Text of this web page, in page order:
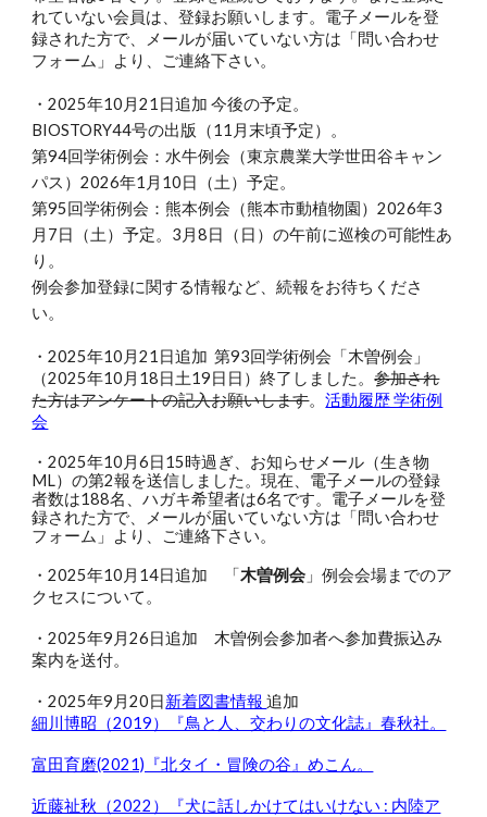
れていない会員は、登録お願いします。電子メールを登
録された方で、メールが届いていない方は「問い合わせ
フォーム」より、ご連絡下さい。
・2025年10月21日追加 今後の予定。
BIOSTORY44号の出版（11月末頃予定）。
第94回学術例会：水牛例会（東京農業大学世田谷キャン
パス）2026年1月10日（土）予定。
第95回学術例会：熊本例会（熊本市動植物園）2026年3
月7日（土）予定。3月8日（日）の午前に巡検の可能性あ
り。
例会参加登録に関する情報など、続報をお待ちくださ
い。
・2025年10月21日追加 第93回学術例会「木曽例会」
（2025年10月18日土19日日）終了しました。参加され
た方はアンケートの記入お願いします。活動履歴 学術例
会
・2025年10月6日15時過ぎ、お知らせメール（生き物
ML）の第2報を送信しました。現在、電子メールの登録
者数は188名、ハガキ希望者は6名です。電子メールを登
録された方で、メールが届いていない方は「問い合わせ
フォーム」より、ご連絡下さい。
・2025年10月14日追加 「木曽例会 」例会会場までのア
クセスについて。
・2025年9月26日追加 木曽例会参加者へ参加費振込み
案内を送付。
・2025年9 月20日新着図書情報追加
細川博昭（2019）『鳥と人、交わりの文化誌』春秋社。
富田育磨(2021)『北タイ・冒険の谷』めこん。
近藤祉秋（2022）『犬に話しかけてはいけない : 内陸ア